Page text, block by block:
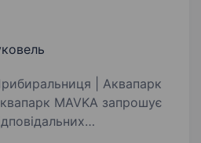
MAVKA запрошує